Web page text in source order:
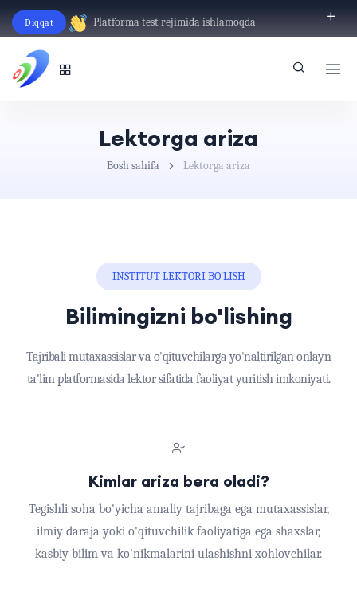
Diqqat Platforma test rejimida ishlamoqda
O‘zbekcha
Lektorga ariza
Bosh sahifa Lektorga ariza
INSTITUT LEKTORI BO'LISH
Bilimingizni bo'lishing
Tajribali mutaxassislar va o'qituvchilarga yo'naltirilgan onlayn
ta'lim platformasida lektor sifatida faoliyat yuritish imkoniyati.
Kimlar ariza bera oladi?
Tegishli soha bo'yicha amaliy tajribaga ega mutaxassislar,
ilmiy daraja yoki o'qituvchilik faoliyatiga ega shaxslar,
kasbiy bilim va ko'nikmalarini ulashishni xohlovchilar.